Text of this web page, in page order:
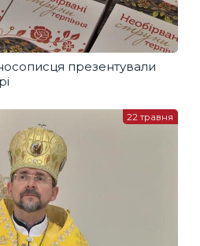
презентували
22 травня